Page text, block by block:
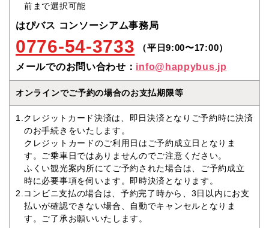
前まで選択可能
はぴバス コンソーシアム事務局
0776-54-3733
（平日9:00〜17:00）
メールでのお問い合わせ： info@happybus.jp
オンラインでご予約の場合のお支払期限等
1.クレジットカード決済は、即日決済となりご予約時に決済
のお手続きをいたします。
クレジットカードのご利用日はご予約成立日となりま
す。ご乗車日ではありませんのでご注意ください。
ふくい観光案内所にてご予約された場合は、ご予約成立
時に必要事項を伺います。即時決済となります。
2.コンビニ支払の場合は、予約完了時から、3日以内にお支
払いが確認できない場合、自動でキャンセルとなりま
す。ご了承お願いいたします。